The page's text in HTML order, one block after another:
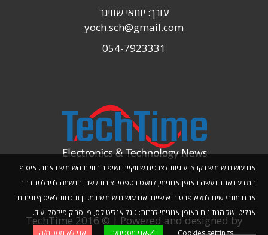
אנו עושים שימוש בקבצי עוגיות לצרכים שיווקיים ושיפור חוויית השימוש באתר. איסוף
המידע באתר נעשה באופן אנונימי, למעט בטפסי יצירת קשר והרשמה לניוזלטר בהם
אתם מתבקשים למלא פרטים אישיים. אנו עושים שימוש במגוון תוכנות לאיסוף וניתוח
אנליטי של הנתונים באופן אנונימי לרבות: גוגל אנליטיקס, פייסבוק פיקסל ועוד.
Cookies settings
אני מסכימ/ה אני לא מסכימ/ה
עורך: יוחאי שוויגר
yoch.sch@gmail.com
054-7923331
TechTime 2016 © | Powered and designed by